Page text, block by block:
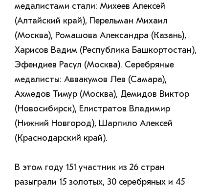
медалистами стали: Михеев Алексей
(Алтайский край), Перельман Михаил
(Москва), Ромашова Александра (Казань),
Харисов Вадим (Республика Башкортостан),
Эфендиев Расул (Москва). Серебряные
медалисты: Аввакумов Лев (Самара),
Ахмедов Тимур (Москва), Демидов Виктор
(Новосибирск), Елистратов Владимир
(Нижний Новгород), Шарпило Алексей
(Краснодарский край).
В этом году 151 участник из 26 стран
разыграли 15 золотых, 30 серебряных и 45